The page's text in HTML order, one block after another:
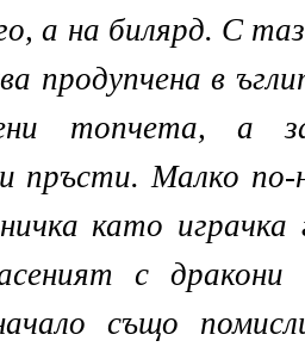
а на билярд. С
продупчена в
топчета, а
пръсти. Малко по-
като
с
също